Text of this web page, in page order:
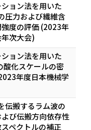
ョン法を用いた
圧力および繊維含
度の評価 (2023年
次大会)
ョン法を用いた
酸化スケールの密
年度日本機械学
伝搬するラム波の
び伝搬方向依存性
ペクトルの補正